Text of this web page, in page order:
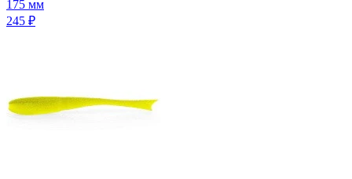
175 мм
245 ₽